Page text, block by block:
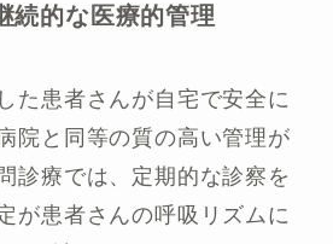
続的な医療的管理
た患者さんが自宅で安全に
院と同等の質の高い管理が
診療では、定期的な診察を
が患者さんの呼吸リズムに